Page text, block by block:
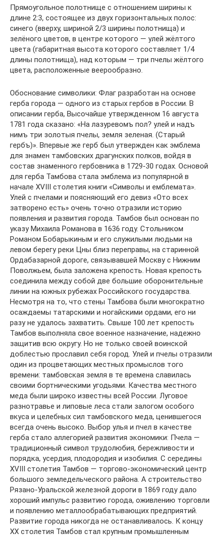
Прямоугольное полотнище с отношением ширины к
длине 2:3, состоящее из двух горизонтальных полос:
синего (вверху, шириной 2/3 ширины полотнища) и
зелёного цветов, в центре которого — улей жёлтого
цвета (габаритная высота которого составляет 1/4
длины полотнища), над которым — три пчелы жёлтого
цвета, расположенные веерообразно.
Обоснование символики: Флаг разработан на основе
герба города — одного из старых гербов в России. В
описании герба, Высочайше утвержденном 16 августа
1781 года сказано: «На лазуревомъ пол? улей и надъ
нимъ три золотыя пчелы, земля зеленая. (Старый
гербъ)». Впервые же герб был утвержден как эмблема
для знамен тамбовских драгунских полков, войдя в
состав знаменного гербовника в 1729-30 годах. Основой
для герба Тамбова стала эмблема из популярной в
начале XVIII столетия книги «Символы и емблемата».
Улей с пчелами и поясняющий его девиз «Ото всех
затворено есть» очень точно отразили историю
появления и развития города. Тамбов был основан по
указу Михаила Романова в 1636 году. Стольником
Романом Бобарыкиным и его служилыми людьми на
левом берегу реки Цны близ переправы, на старинной
Ордабазарной дороге, связывавшей Москву с Нижним
Поволжьем, была заложена крепость. Новая крепость
соединила между собой две большие оборонительные
линии на южных рубежах Российского государства.
Несмотря на то, что стены Тамбова были многократно
осаждаемы татарскими и ногайскими ордами, его ни
разу не удалось захватить. Свыше 100 лет крепость
Тамбов выполняла свое военное назначение, надежно
защитив всю округу. Но не только своей воинской
доблестью прославил себя город. Улей и пчелы отразили
один из процветающих местных промыслов того
времени: тамбовская земля в те времена славилась
своими бортническими угодьями. Качества местного
меда были широко известны всей России. Луговое
разнотравье и липовые леса стали залогом особого
вкуса и целебных сил тамбовского меда, ценившегося
всегда очень высоко. Выбор улья и пчел в качестве
герба стало аллегорией развития экономики: Пчела —
традиционный символ трудолюбия, бережливости и
порядка, усердия, плодородия и изобилия. С середины
XVIII столетия Тамбов — торгово-экономический центр
большого земледельческого района. А строительство
Рязано-Уральской железной дороги в 1869 году дало
хороший импульс развитию города, оживлению торговли
и появлению металлообрабатывающих предприятий.
Развитие города никогда не останавливалось. К концу
XX столетия Тамбов стал крупным промышленным